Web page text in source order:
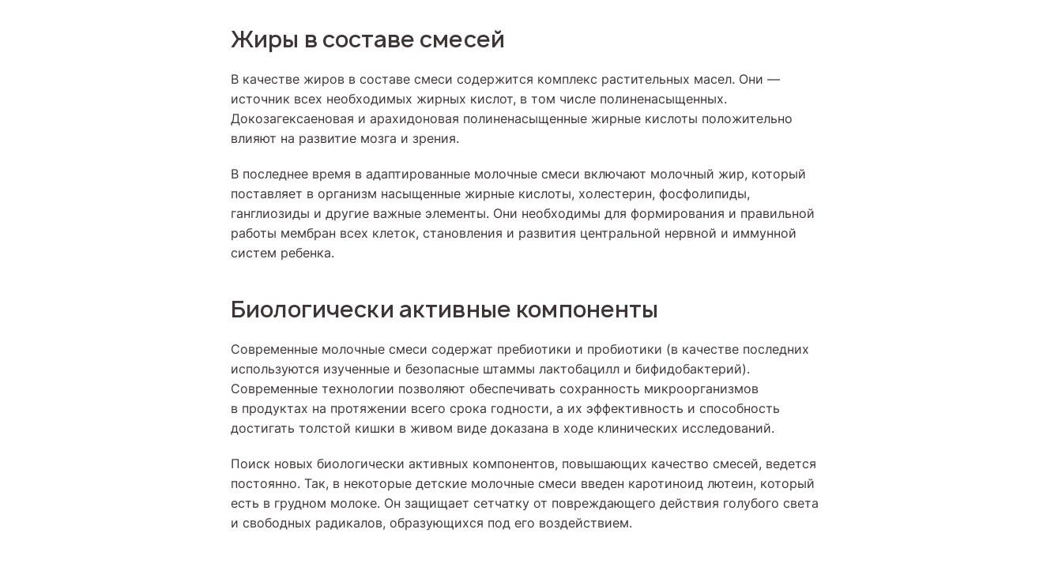
Жиры в составе смесей
В качестве жиров в составе смеси содержится комплекс растительных масел. Они —
источник всех необходимых жирных кислот, в том числе полиненасыщенных.
Докозагексаеновая и арахидоновая полиненасыщенные жирные кислоты положительно
влияют на развитие мозга и зрения.
В последнее время в адаптированные молочные смеси включают молочный жир, который
поставляет в организм насыщенные жирные кислоты, холестерин, фосфолипиды,
ганглиозиды и другие важные элементы. Они необходимы для формирования и правильной
работы мембран всех клеток, становления и развития центральной нервной и иммунной
систем ребенка.
Биологически активные компоненты
Современные молочные смеси содержат пребиотики и пробиотики (в качестве последних
используются изученные и безопасные штаммы лактобацилл и бифидобактерий).
Современные технологии позволяют обеспечивать сохранность микроорганизмов
в продуктах на протяжении всего срока годности, а их эффективность и способность
достигать толстой кишки в живом виде доказана в ходе клинических исследований.
Поиск новых биологически активных компонентов, повышающих качество смесей, ведется
постоянно. Так, в некоторые детские молочные смеси введен каротиноид лютеин, который
есть в грудном молоке. Он защищает сетчатку от повреждающего действия голубого света
и свободных радикалов, образующихся под его воздействием.